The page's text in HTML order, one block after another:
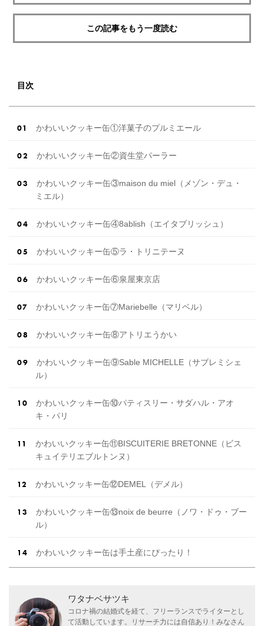
この記事をもう一度読む
目次
かわいいクッキー缶①洋菓子のプルミエール
かわいいクッキー缶②資生堂パーラー
かわいいクッキー缶③maison du miel（メゾン・デュ・
ミエル）
かわいいクッキー缶④8ablish（エイタブリッシュ）
かわいいクッキー缶⑤ラ・トリニテーヌ
かわいいクッキー缶⑥泉屋東京店
かわいいクッキー缶⑦Mariebelle（マリベル）
かわいいクッキー缶⑧アトリエうかい
かわいいクッキー缶⑨Sable MICHELLE（サブレミシェ
ル）
かわいいクッキー缶⑩パティスリー・サダハル・アオ
キ・パリ
かわいいクッキー缶⑪BISCUITERIE BRETONNE（ビス
キュイテリエブルトンヌ）
かわいいクッキー缶⑫DEMEL（デメル）
かわいいクッキー缶⑬noix de beurre（ノワ・ドゥ・ブー
ル）
かわいいクッキー缶は手土産にぴったり！
ワタナベサツキ
コロナ禍の結婚式を経て、フリーランスでライターとし
て活動しています。リサーチ力には自信あり！みなさん